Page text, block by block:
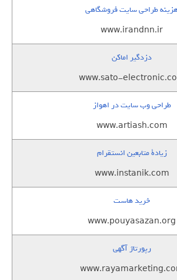
طراحی سایت فروشگاهی
www.irandnn.ir
دزدگیر اماکن
www.sato-
طراحی وب سایت در اهواز
www.artiash.com
زيادة متابعين انستقرام
www.instanik.com
خرید هاست
www.pouyasazan.org
رپورتاژ آگهی